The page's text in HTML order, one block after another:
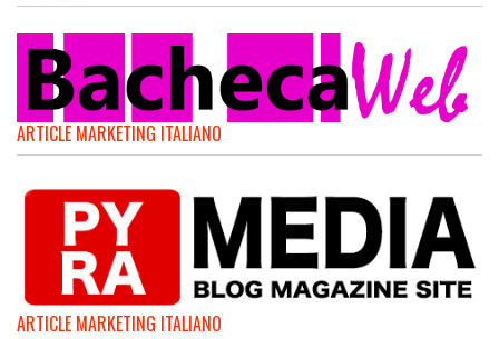
ARTICLE MARKETING ITALIANO
ARTICLE MARKETING ITALIANO